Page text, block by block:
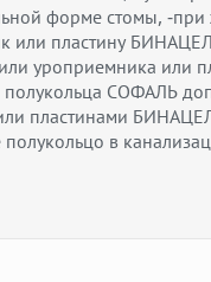
форме стомы, -при
или пластину
уроприемника
СОФАЛЬ
пластинами
в